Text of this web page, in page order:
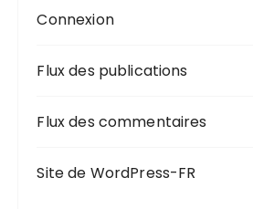
Connexion
Flux des publications
Flux des commentaires
Site de WordPress-FR